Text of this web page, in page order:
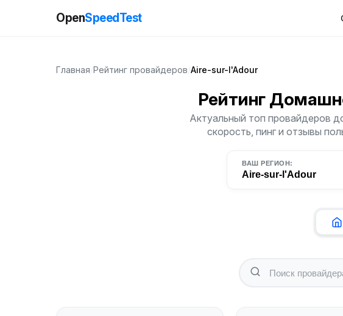
OpenSpeedTest
Главная Рейтинг провайдеров Aire-sur-l'Adour
Рейтинг
Актуальный топ провайдеров
скорость, пинг и отзывы
ВАШ РЕГИОН:
Aire-sur-l'Adour